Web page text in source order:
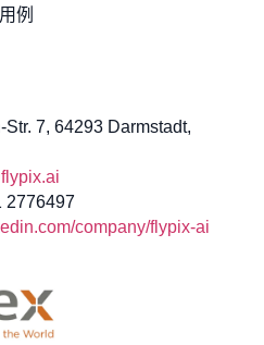
例
7, 64293 Darmstadt,
2776497
company/flypix-ai